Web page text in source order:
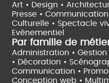
Art • Design •
Presse • Communication
Culturelle • Spectacle
Evènementiel
Par famille de
Administration • Gestion
• Décoration •
Communication •
Conception web •